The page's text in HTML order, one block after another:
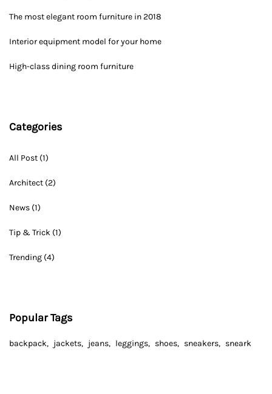
The most elegant room furniture in 2018
Interior equipment model for your home
High-class dining room furniture
Categories
All Post (1)
Architect (2)
News (1)
Tip & Trick (1)
Trending (4)
Popular Tags
backpack jackets jeans leggings shoes sneakers sneark